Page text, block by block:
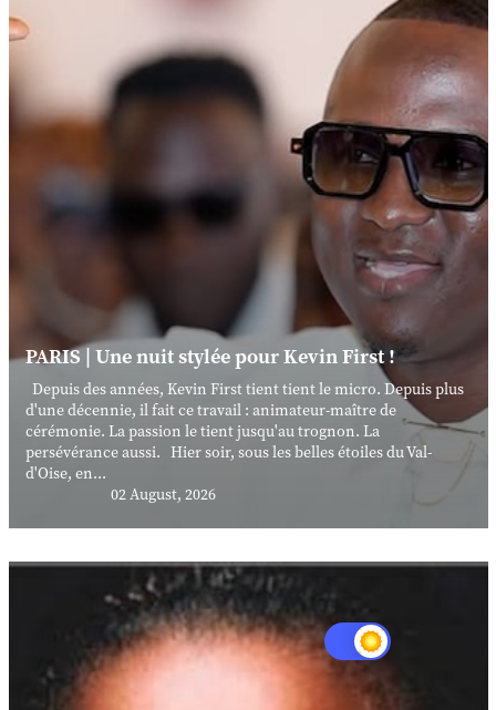
PARIS | Une nuit stylée pour Kevin First !
Depuis des années, Kevin First tient tient le micro. Depuis plus
d'une décennie, il fait ce travail : animateur-maître de
cérémonie. La passion le tient jusqu'au trognon. La
persévérance aussi. Hier soir, sous les belles étoiles du Val-
d'Oise, en...
02 August, 2026